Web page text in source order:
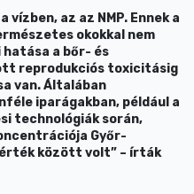
vízben, az az NMP. Ennek a
okokkal nem
a bőr- és
reprodukciós toxicitásig
van. Általában
iparágakban, például a
technológiák során,
Győr-
között volt” – írták